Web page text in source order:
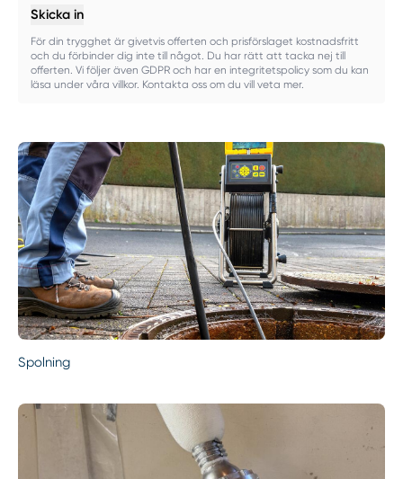
Skicka in
För din trygghet är givetvis offerten och prisförslaget kostnadsfritt
och du förbinder dig inte till något. Du har rätt att tacka nej till
offerten. Vi följer även GDPR och har en integritetspolicy som du kan
läsa under våra villkor. Kontakta oss om du vill veta mer.
Spolning